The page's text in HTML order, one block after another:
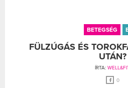
BETEGSÉG
FÜLZÚGÁS ÉS
UTÁN?
ÍRTA:
0